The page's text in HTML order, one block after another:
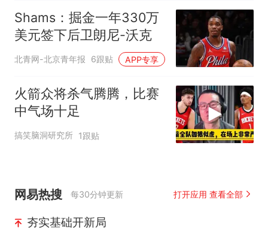
Shams：掘金一年330万
美元签下后卫朗尼-沃克
北青网-北京青年报 6跟贴 APP专享
火箭众将杀气腾腾，比赛
中气场十足
搞笑脑洞研究所 1跟贴
网易热搜 每30分钟更新 打开应用 查看全部
夯实基础开新局